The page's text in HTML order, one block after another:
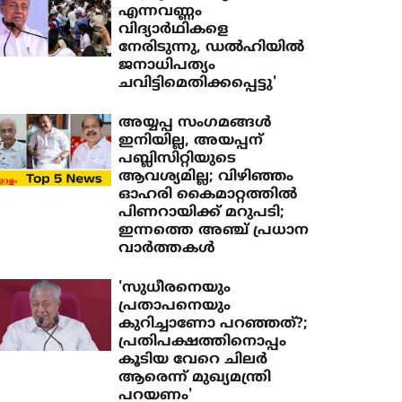
എന്നവണ്ണം
വിദ്യാര്‍ഥികളെ
നേരിടുന്നു, ഡല്‍ഹിയില്‍
ജനാധിപത്യം
ചവിട്ടിമെതിക്കപ്പെട്ടു'
അയ്യപ്പ സംഗമങ്ങള്‍
ഇനിയില്ല, അയപ്പന്
പബ്ലിസിറ്റിയുടെ
ആവശ്യമില്ല; വിഴിഞ്ഞം
ഓഹരി കൈമാറ്റത്തില്‍
പിണറായിക്ക് മറുപടി;
ഇന്നത്തെ അഞ്ച് പ്രധാന
വാര്‍ത്തകള്‍
'സുധീരനെയും
പ്രതാപനെയും
കുറിച്ചാണോ പറഞ്ഞത്?;
പ്രതിപക്ഷത്തിനൊപ്പം
കൂടിയ വേറെ ചിലര്‍
ആരെന്ന് മുഖ്യമന്ത്രി
പറയണം'